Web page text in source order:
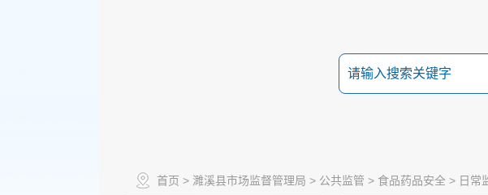
首页 > 濉溪县市场监督管理局 > 公共监管 > 食品药品安全 > 日常